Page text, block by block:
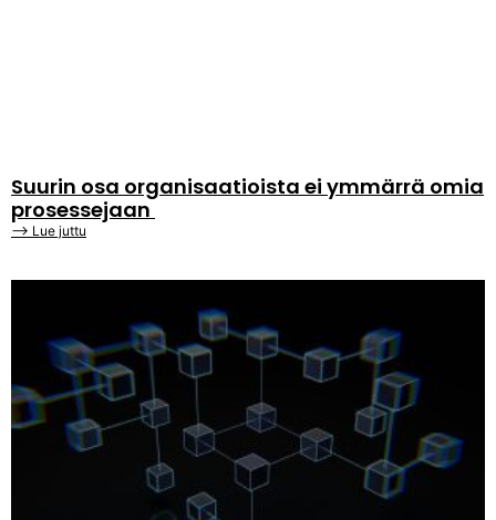
Suurin osa organisaatioista ei ymmärrä omia
prosessejaan
⟶ Lue juttu